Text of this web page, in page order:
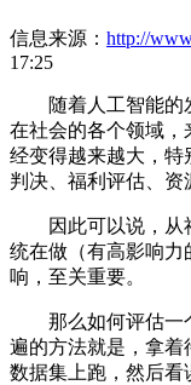
信息来源： http://
17:25
随着人工智能的发
在社会的各个领域，
经变得越来越大，特
判决、福利评估、资
因此可以说，从社
统在做（有高影响力
响，至关重要。
那么如何评估一个
遍的方法就是，拿着
数据集上跑，然后看